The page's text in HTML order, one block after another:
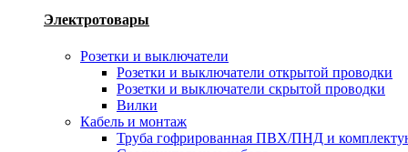
Электротовары
Розетки и выключатели
Розетки и выключатели открытой проводки
Розетки и выключатели скрытой проводки
Вилки
Кабель и монтаж
Труба гофрированная ПВХ/ПНД и